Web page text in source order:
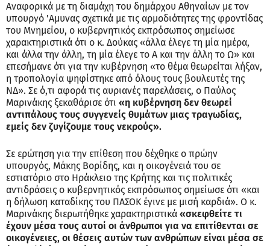
Αναφορικά με τη διαμάχη του δημάρχου Αθηναίων με τον
υπουργό 'Αμυνας σχετικά με τις αρμοδιότητες της φροντίδας
του Μνημείου, ο κυβερνητικός εκπρόσωπος σημείωσε
χαρακτηριστικά ότι ο κ. Δούκας «άλλα έλεγε τη μία ημέρα,
και άλλα την άλλη, τη μία έλεγε το Α και την άλλη το Ω» και
επεσήμανε ότι για την κυβέρνηση «το θέμα θεωρείται λήξαν,
η τροπολογία ψηφίστηκε από όλους τους βουλευτές της
ΝΔ». Σε ό,τι αφορά τις αυριανές παρελάσεις, ο Παύλος
Μαρινάκης ξεκαθάρισε ότι «η κυβέρνηση δεν θεωρεί
αντιπάλους τους συγγενείς θυμάτων μιας τραγωδίας,
εμείς δεν ζυγίζουμε τους νεκρούς».
Σε ερώτηση για την επίθεση που δέχθηκε ο πρώην
υπουργός, Μάκης Βορίδης, και η οικογένειά του σε
εστιατόριο στο Ηράκλειο της Κρήτης και τις πολιτικές
αντιδράσεις ο κυβερνητικός εκπρόσωπος σημείωσε ότι «και
η δήλωση καταδίκης του ΠΑΣΟΚ έγινε με μισή καρδιά». Ο κ.
Μαρινάκης διερωτήθηκε χαρακτηριστικά «σκεφθείτε τι
έχουν μέσα τους αυτοί οι άνθρωποι για να επιτίθενται σε
οικογένειες, οι θέσεις αυτών των ανθρώπων είναι μέσα σε